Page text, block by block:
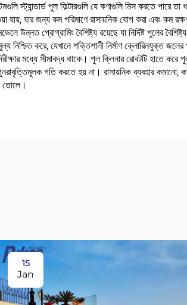
স্ট্যান্ডার্ড পুল ফিল্টারগুলি যে কণাগুলি মিস করতে পারে তা
যার জন্য কম পরিমাণে রাসায়নিক যোগ করা এবং কম
প্রোগ্রামিং বৈশিষ্ট্য রয়েছে যা নির্দিষ্ট পুলের
নিশ্চিত করে, যেখানে শক্তিশালী নির্মাণ ক্লোরিনযুক্ত জলের
মধ্যে সীমাবদ্ধ থাকে। পুল ক্লিনার রোবটটি হাতে করে
গতি করতে হয় না। রাসায়নিক ব্যবহার কমানো,
তোলে।
15
Jan